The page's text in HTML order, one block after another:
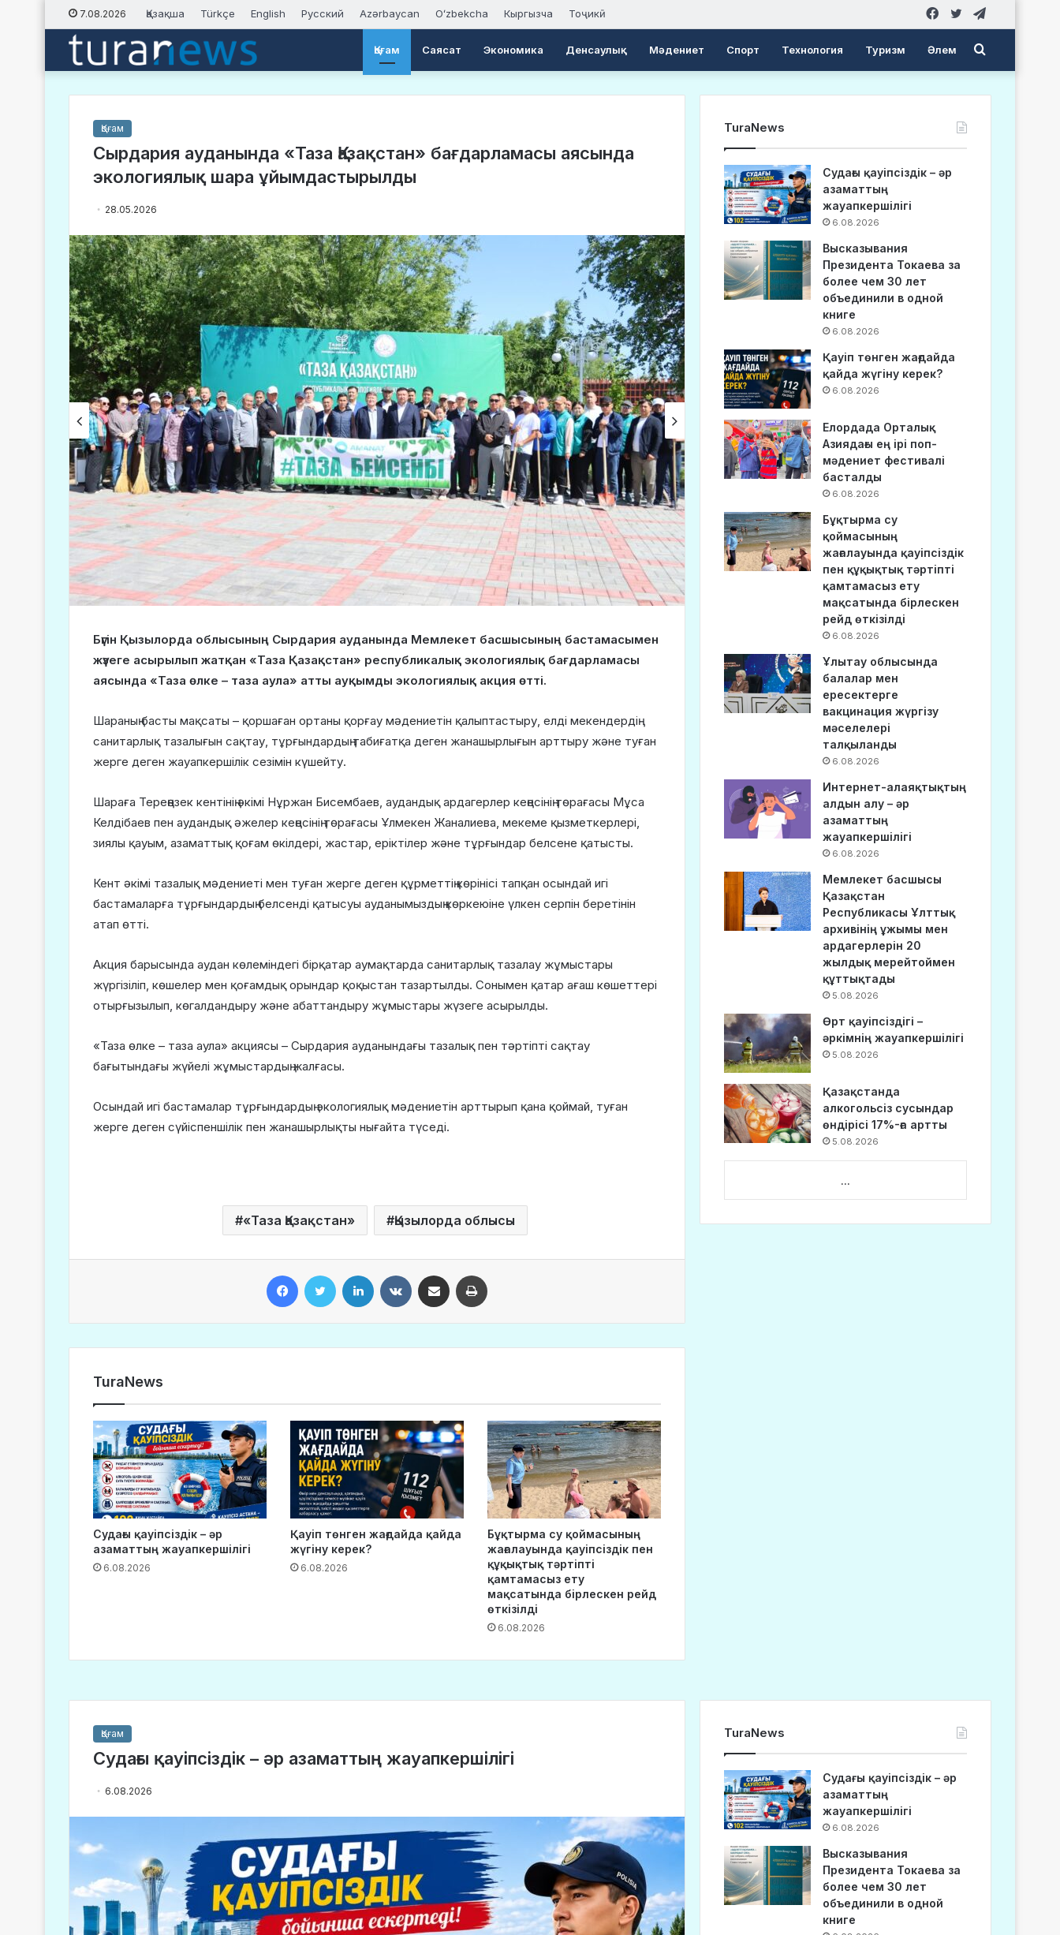
7.08.2026 Қазақша Türkçe English Русский Azərbaycan Oʻzbekcha Кыргызча Тоҷикӣ Twitter
Facebook
Қоғам Саясат Экономика Денсаулық Мәдениет Спорт Технология Туризм Әлем Search
for
Қоғам
Сырдария ауданында «Таза Қазақстан» бағдарламасы аясында
экологиялық шара ұйымдастырылды
28.05.2026
Бүгін Қызылорда облысының Сырдария ауданында Мемлекет басшысының бастамасымен
жүзеге асырылып жатқан «Таза Қазақстан» республикалық экологиялық бағдарламасы
аясында «Таза өлке – таза аула» атты ауқымды экологиялық акция өтті.
Шараның басты мақсаты – қоршаған ортаны қорғау мәдениетін қалыптастыру, елді мекендердің
санитарлық тазалығын сақтау, тұрғындардың табиғатқа деген жанашырлығын арттыру және туған
жерге деген жауапкершілік сезімін күшейту.
Шараға Тереңөзек кентінің әкімі Нұржан Бисембаев, аудандық ардагерлер кеңесінің төрағасы Мұса
Келдібаев пен аудандық әжелер кеңесінің төрағасы Ұлмекен Жаналиева, мекеме қызметкерлері,
зиялы қауым, азаматтық қоғам өкілдері, жастар, еріктілер және тұрғындар белсене қатысты.
Кент әкімі тазалық мәдениеті мен туған жерге деген құрметтің көрінісі тапқан осындай игі
бастамаларға тұрғындардың белсенді қатысуы ауданымыздың көркеюіне үлкен серпін беретінін
атап өтті.
Акция барысында аудан көлеміндегі бірқатар аумақтарда санитарлық тазалау жұмыстары
жүргізіліп, көшелер мен қоғамдық орындар қоқыстан тазартылды. Сонымен қатар ағаш көшеттері
отырғызылып, көгалдандыру және абаттандыру жұмыстары жүзеге асырылды.
«Таза өлке – таза аула» акциясы – Сырдария ауданындағы тазалық пен тәртіпті сақтау
бағытындағы жүйелі жұмыстардың жалғасы.
Осындай игі бастамалар тұрғындардың экологиялық мәдениетін арттырып қана қоймай, туған
жерге деген сүйіспеншілік пен жанашырлықты нығайта түседі.
«Таза Қазақстан» Қызылорда облысы
TuraNews
Судағы қауіпсіздік – әр
азаматтың жауапкершілігі
6.08.2026
Қауіп төнген жағдайда қайда
жүгіну керек?
6.08.2026
Бұқтырма су қоймасының
жағалауында қауіпсіздік пен
құқықтық тәртіпті
қамтамасыз ету
мақсатында бірлескен рейд
өткізілді
6.08.2026
TuraNews
Судағы қауіпсіздік – әр
азаматтың
жауапкершілігі
6.08.2026
Высказывания
Президента Токаева за
более чем 30 лет
объединили в одной
книге
6.08.2026
Қауіп төнген жағдайда
қайда жүгіну керек?
6.08.2026
Елордада Орталық
Азиядағы ең ірі поп-
мәдениет фестивалі
басталды
6.08.2026
Бұқтырма су
қоймасының
жағалауында қауіпсіздік
пен құқықтық тәртіпті
қамтамасыз ету
мақсатында бірлескен
рейд өткізілді
6.08.2026
Ұлытау облысында
балалар мен
ересектерге
вакцинация жүргізу
мәселелері
талқыланды
6.08.2026
Интернет-алаяқтықтың
алдын алу – әр
азаматтың
жауапкершілігі
6.08.2026
Мемлекет басшысы
Қазақстан
Республикасы Ұлттық
архивінің ұжымы мен
ардагерлерін 20
жылдық мерейтоймен
құттықтады
5.08.2026
Өрт қауіпсіздігі –
әркімнің жауапкершілігі
5.08.2026
Қазақстанда
алкогольсіз сусындар
өндірісі 17%-ға артты
5.08.2026
...